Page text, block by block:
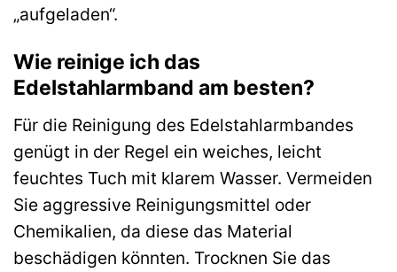
„aufgeladen“.
Wie reinige ich das
Edelstahlarmband am besten?
Für die Reinigung des Edelstahlarmbandes
genügt in der Regel ein weiches, leicht
feuchtes Tuch mit klarem Wasser. Vermeiden
Sie aggressive Reinigungsmittel oder
Chemikalien, da diese das Material
beschädigen könnten. Trocknen Sie das